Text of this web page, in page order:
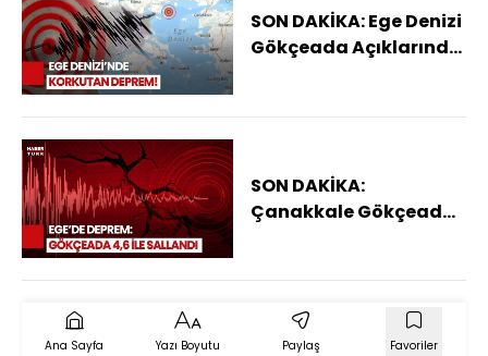
SON DAKİKA: Ege Denizi
Gökçeada Açıklarında
SON DAKİKA:
Çanakkale Gökçeada
Deprem!
Ana Sayfa Yazı Boyutu Paylaş Favoriler